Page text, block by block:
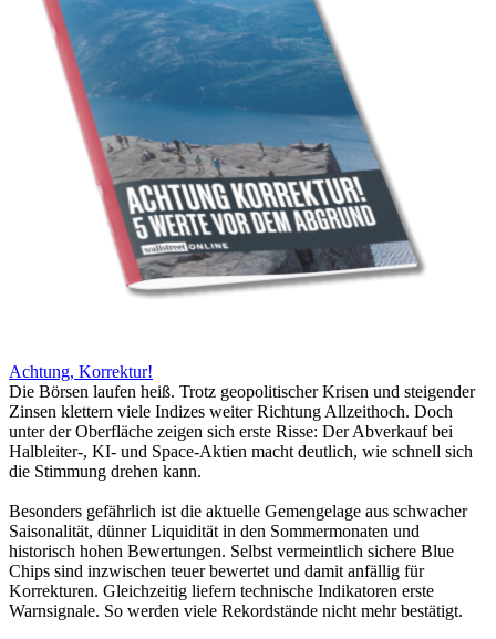
Achtung, Korrektur!
Die Börsen laufen heiß. Trotz geopolitischer Krisen und steigender
Zinsen klettern viele Indizes weiter Richtung Allzeithoch. Doch
unter der Oberfläche zeigen sich erste Risse: Der Abverkauf bei
Halbleiter-, KI- und Space-Aktien macht deutlich, wie schnell sich
die Stimmung drehen kann.
Besonders gefährlich ist die aktuelle Gemengelage aus schwacher
Saisonalität, dünner Liquidität in den Sommermonaten und
historisch hohen Bewertungen. Selbst vermeintlich sichere Blue
Chips sind inzwischen teuer bewertet und damit anfällig für
Korrekturen. Gleichzeitig liefern technische Indikatoren erste
Warnsignale. So werden viele Rekordstände nicht mehr bestätigt.